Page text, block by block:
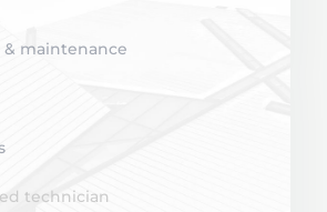
maintenance
technician